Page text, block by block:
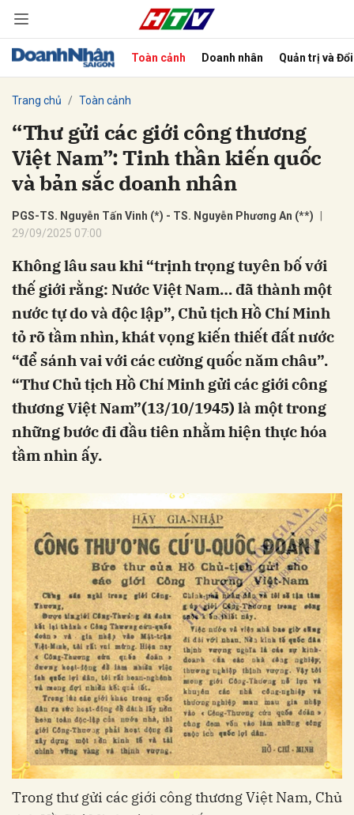
Toàn cảnh Doanh nhân Quản trị và
Trang chủ Toàn cảnh
“Thư gửi các giới công thương
Việt Nam”: Tinh thần kiến quốc
và bản sắc doanh nhân
PGS-TS. Nguyễn Tấn Vinh (*) - TS. Nguyễn Phương An (**)
29/09/2025 07:00
Không lâu sau khi “trịnh trọng tuyên bố với
thế giới rằng: Nước Việt Nam… đã thành một
nước tự do và độc lập”, Chủ tịch Hồ Chí Minh
tỏ rõ tầm nhìn, khát vọng kiến thiết đất nước
“để sánh vai với các cường quốc năm châu”.
“Thư Chủ tịch Hồ Chí Minh gửi các giới công
thương Việt Nam”(13/10/1945) là một trong
những bước đi đầu tiên nhằm hiện thực hóa
tầm nhìn ấy.
Trong thư gửi các giới công thương Việt Nam, Chủ
Hủy